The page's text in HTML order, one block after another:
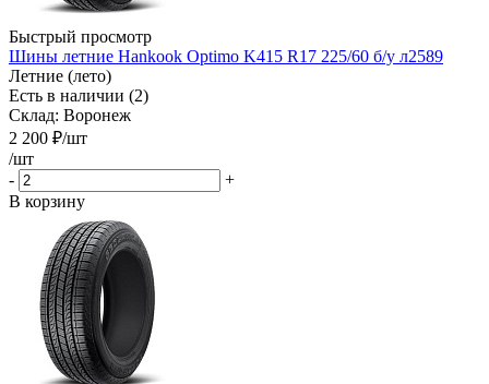
Быстрый просмотр
Шины летние Hankook Optimo K415 R17 225/60 б/у л2589
Летние (лето)
Есть в наличии (2)
Склад: Воронеж
2 200 ₽/шт
/шт
-
+
В корзину